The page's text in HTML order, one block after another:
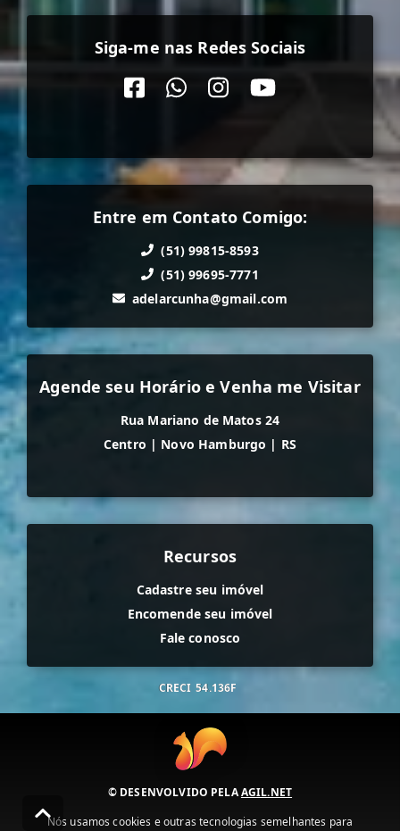
Siga-me nas Redes Sociais
Entre em Contato Comigo:
(51) 99815-8593
(51) 99695-7771
adelarcunha@gmail.com
Agende seu Horário e Venha me Visitar
Rua Mariano de Matos 24
Centro | Novo Hamburgo | RS
Recursos
Cadastre seu imóvel
Encomende seu imóvel
Fale conosco
CRECI 54.136F
© DESENVOLVIDO PELAAGIL.NET
Nós usamos cookies e outras tecnologias semelhantes para